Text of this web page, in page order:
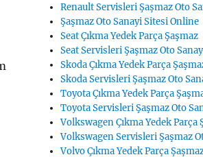
Renault Servisleri Şaşmaz Oto
Şaşmaz Oto Sanayi Sitesi Online
Seat Çıkma Yedek Parça Şaşmaz
Seat Servisleri Şaşmaz Oto
Skoda Çıkma Yedek Parça
Skoda Servisleri Şaşmaz Oto
Toyota Çıkma Yedek Parça
Toyota Servisleri Şaşmaz Oto
Volkswagen Çıkma Yedek Parça
Volkswagen Servisleri Şaşmaz
Volvo Çıkma Yedek Parça